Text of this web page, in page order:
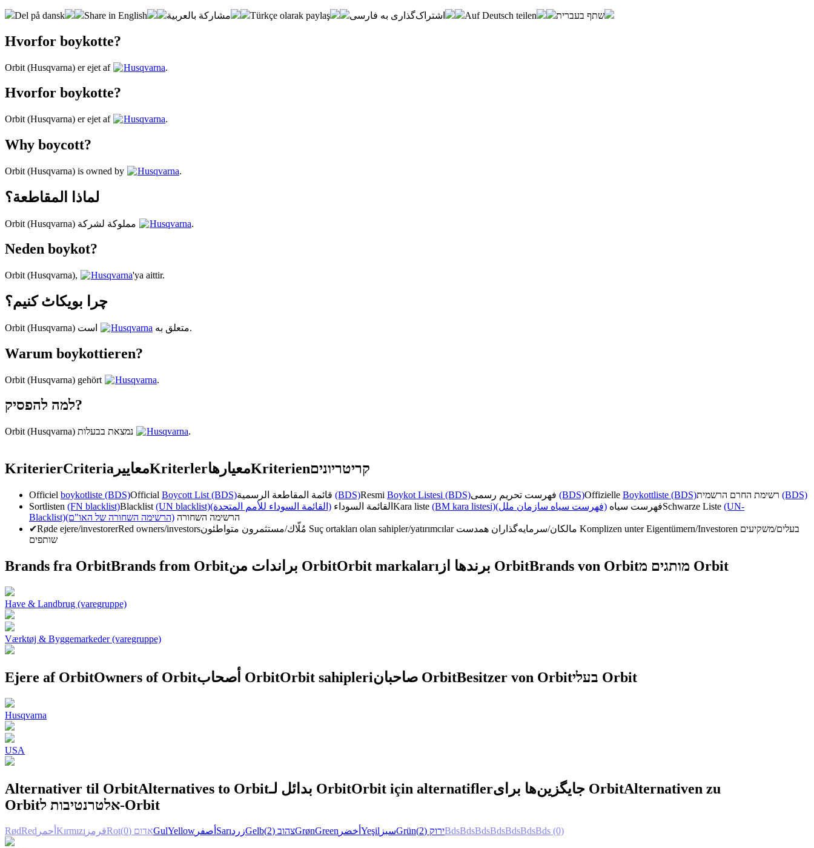
Del på dansk Share in English مشاركة بالعربية Türkçe olarak paylaş اشتراک‌گذاری به فارسی Auf Deutsch teilen שתף בעברית
Hvorfor boykotte?
Orbit (Husqvarna) er ejet af Husqvarna.
Hvorfor boykotte?
Orbit (Husqvarna) er ejet af Husqvarna.
Why boycott?
Orbit (Husqvarna) is owned by Husqvarna.
لماذا المقاطعة؟
Husqvarna.
Neden boykot?
Orbit (Husqvarna), Husqvarna'ya aittir.
چرا بویکاٹ کنیم؟
Orbit (Husqvarna) متعلق به Husqvarna است.
Warum boykottieren?
Orbit (Husqvarna) gehört Husqvarna.
למה להפסיק?
Husqvarna.
KriterierCriteria معاييرKriterlerمعیارهاKriterienקריטריונים
Officiel boykotliste (BDS)Official Boycott List (BDS) (BDS)Resmi Boykot Listesi (BDS) (BDS)Offizielle Boykottliste (BDS)
(BDS)
Sortlisten (FN blacklist)Blacklist (UN blacklist) القائمة السوداء (القائمة السوداء للأمم المتحدة) Kara liste (BM kara listesi) فهرست سیاه (فهرست سیاه سازمان ملل) Schwarze Liste (UN-
Blacklist)
הרשימה השחורה (הרשימה השחורה של האו"ם)
✔Røde ejere/investorerRed owners/investors Suç ortakları olan sahipler/yatırımcılar Komplizen unter Eigentümern/Investoren בעלים/משקיעים
שותפים
Brands fra OrbitBrands from Orbit براندات من OrbitOrbit markaları برندها از OrbitBrands von Orbit מותגים מ Orbit
Have & Landbrug (varegruppe)
Værktøj & Byggemarkeder (varegruppe)
Ejere af OrbitOwners of Orbit أصحاب OrbitOrbit sahipleri صاحبان OrbitBesitzer von Orbit בעלי Orbit
Husqvarna
USA
Alternativer til OrbitAlternatives to Orbit بدائل لـ OrbitOrbit için alternatifler جایگزین‌ها برای OrbitAlternativen zu
Orbit
אלטרנטיבות ל-Orbit
RødRed أحمر Kırmızı قرمزRot אדום (0) GulYellow أصفر SarıزردGelb צהוב (2) GrønGreen أخضر Yeşil سبزGrün ירוק (2) BdsBdsBdsBdsBdsBdsBds (0)